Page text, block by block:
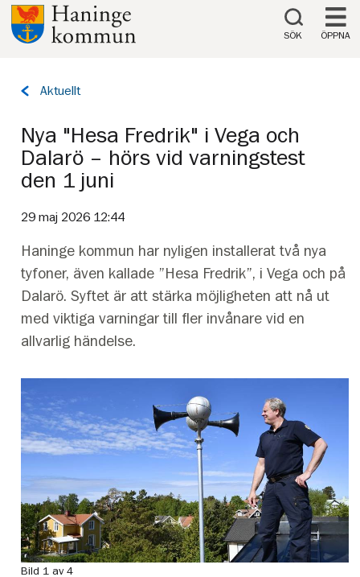
Till innehåll på sidan
SÖK ÖPPNA
Tillbaka
Aktuellt
Nya "Hesa Fredrik" i Vega och
Dalarö – hörs vid varningstest
den 1 juni
29 maj 2026 12:44
Haninge kommun har nyligen installerat två nya
tyfoner, även kallade ”Hesa Fredrik”, i Vega och på
Dalarö. Syftet är att stärka möjligheten att nå ut
med viktiga varningar till fler invånare vid en
allvarlig händelse.
Bild 1 av 4